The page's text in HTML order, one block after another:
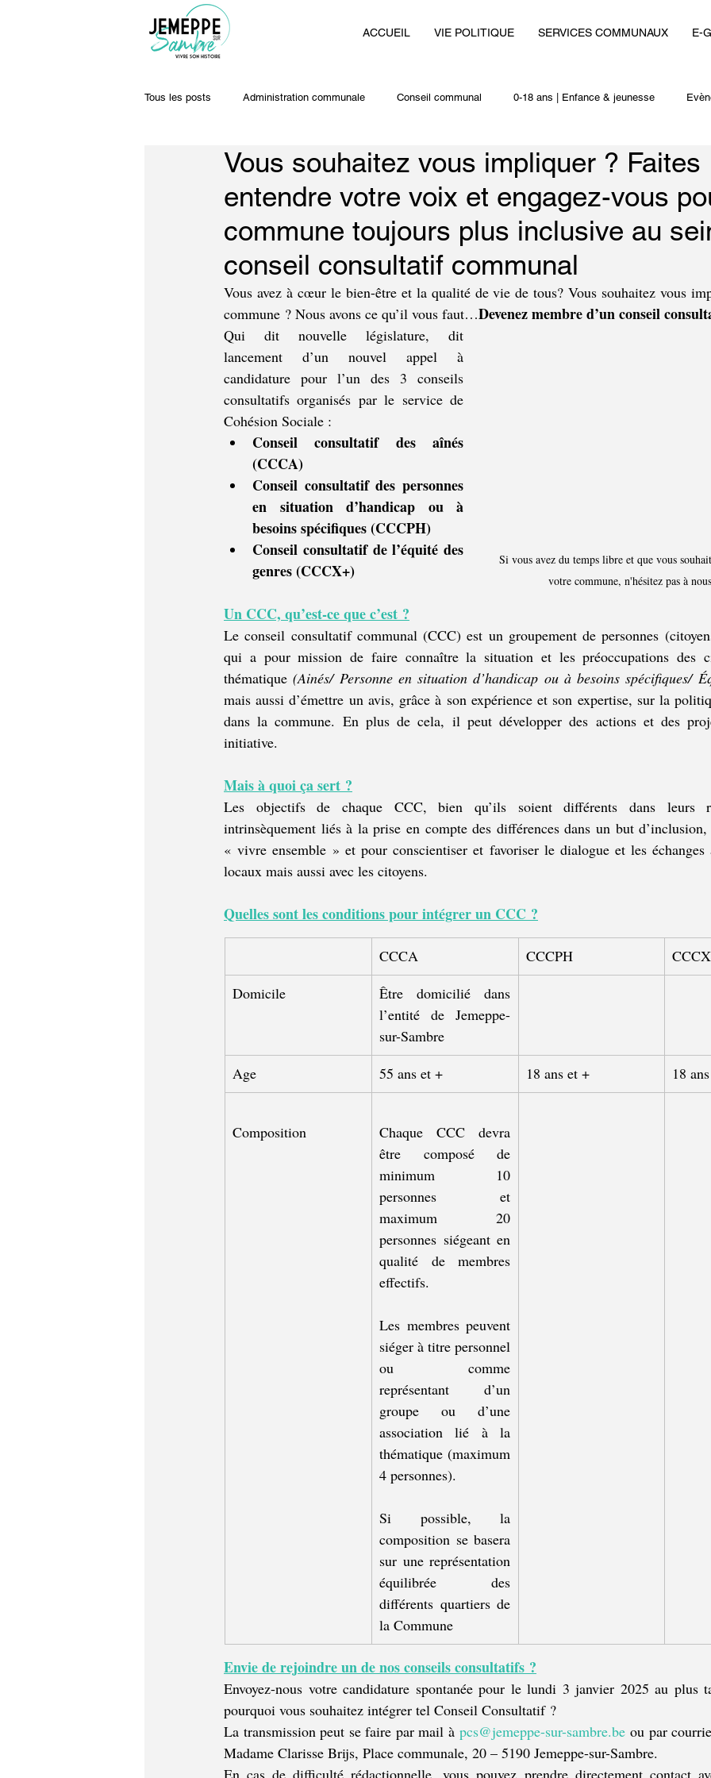
ACCUEIL VIE POLITIQUE SERVICES COMMUNAUX E-
Tous les posts Administration communale Conseil communal 0-18 ans | Enfance & jeunesse
Travaux & voiries Offres d'emploi Autres actualités
Vous souhaitez vous impliquer ? Faites
entendre votre voix et engagez-vous
commune toujours plus inclusive au
conseil consultatif communal
Vous avez à cœur le bien-être et la qualité de vie de tous? Vous souhaitez vous
commune ? Nous avons ce qu’il vous faut…Devenez membre d’un conseil
Si vous avez du temps libre et que vous
votre commune, n'hésitez pas à
Qui dit nouvelle législature, dit
lancement d’un nouvel appel à
candidature pour l’un des 3 conseils
consultatifs organisés par le service de
Cohésion Sociale :
Conseil consultatif des aînés
(CCCA)
Conseil consultatif des personnes
en situation d’handicap ou à
besoins spécifiques (CCCPH)
Conseil consultatif de l’équité des
genres (CCCX+)
Un CCC, qu’est-ce que c’est ?
Le conseil consultatif communal (CCC) est un groupement de personnes
qui a pour mission de faire connaître la situation et les préoccupations des
thématique
mais aussi d’émettre un avis, grâce à son expérience et son expertise, sur la
dans la commune. En plus de cela, il peut développer des actions et des
initiative.
Mais à quoi ça sert ?
Les objectifs de chaque CCC, bien qu’ils soient différents dans leurs
intrinsèquement liés à la prise en compte des différences dans un but
« vivre ensemble » et pour conscientiser et favoriser le dialogue et les échanges
locaux mais aussi avec les citoyens.
Quelles sont les conditions pour intégrer un CCC ?
CCCA CCCPH
Domicile
Être domicilié dans
l’entité de Jemeppe-
sur-Sambre
Age
55 ans et + 18 ans et + 18
Composition
Chaque CCC devra
être composé de
minimum 10
personnes et
maximum 20
personnes siégeant en
qualité de membres
effectifs.
Les membres peuvent
siéger à titre personnel
ou comme
représentant d’un
groupe ou d’une
association lié à la
thématique (maximum
4 personnes).
Si possible, la
composition se basera
sur une représentation
équilibrée des
différents quartiers de
la Commune
Envie de rejoindre un de nos conseils consultatifs ?
Envoyez-nous votre candidature spontanée pour le lundi 3 janvier 2025 au plus
pourquoi vous souhaitez intégrer tel Conseil Consultatif ?
La transmission peut se faire par mail à pcs@jemeppe-sur-sambre.be ou par
Madame Clarisse Brijs, Place communale, 20 – 5190 Jemeppe-sur-Sambre.
En cas de difficulté rédactionnelle, vous pouvez prendre directement contact